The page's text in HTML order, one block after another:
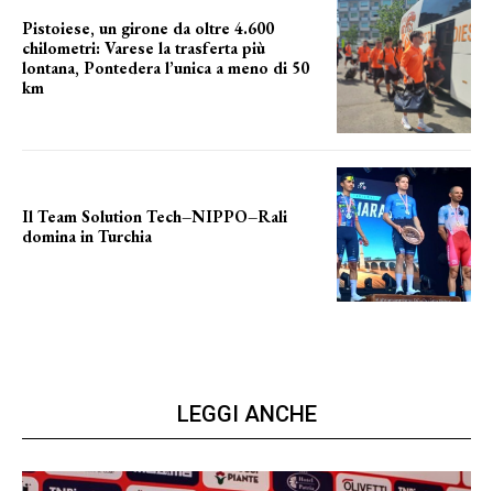
Pistoiese, un girone da oltre 4.600
chilometri: Varese la trasferta più
lontana, Pontedera l’unica a meno di 50
km
Il Team Solution Tech–NIPPO–Rali
domina in Turchia
LEGGI ANCHE